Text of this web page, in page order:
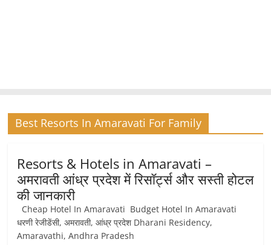
Best Resorts In Amaravati For Family
Resorts & Hotels in Amaravati –
अमरावती आंध्र प्रदेश में रिसॉर्ट्स और सस्ती होटल
की जानकारी
Cheap Hotel In Amaravati Budget Hotel In Amaravati
धरणी रेजीडेंसी, अमरावती, आंध्र प्रदेश Dharani Residency,
Amaravathi, Andhra Pradesh